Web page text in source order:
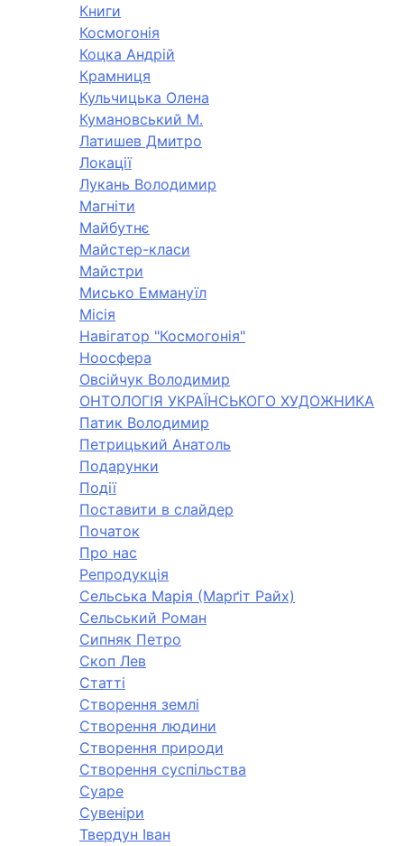
Книги
Космогонія
Коцка Андрій
Крамниця
Кульчицька Олена
Кумановський М.
Латишев Дмитро
Локації
Лукань Володимир
Магніти
Майбутнє
Майстер-класи
Майстри
Мисько Еммануїл
Місія
Навігатор "Космогонія"
Ноосфера
Овсійчук Володимир
ОНТОЛОГІЯ УКРАЇНСЬКОГО ХУДОЖНИКА
Патик Володимир
Петрицький Анатоль
Подарунки
Події
Поставити в слайдер
Початок
Про нас
Репродукція
Сельська Марія (Марґіт Райх)
Сельський Роман
Сипняк Петро
Скоп Лев
Статті
Створення землі
Створення людини
Створення природи
Створення суспільства
Суаре
Сувеніри
Твердун Іван